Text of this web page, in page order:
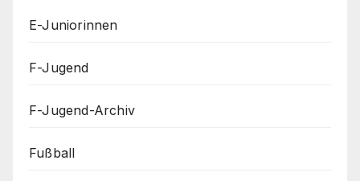
E-Juniorinnen
F-Jugend
F-Jugend-Archiv
Fußball